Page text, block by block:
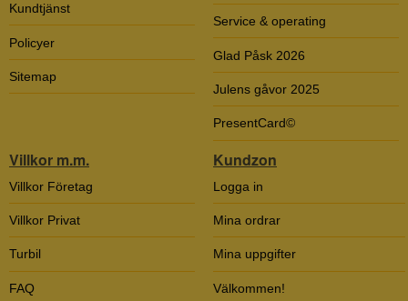
Kundtjänst
Policyer
Sitemap
Service & operating
Glad Påsk 2026
Julens gåvor 2025
PresentCard©
Villkor m.m.
Villkor Företag
Villkor Privat
Turbil
FAQ
Kundzon
Logga in
Mina ordrar
Mina uppgifter
Välkommen!